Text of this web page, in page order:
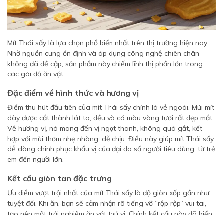
Mít Thái sấy là lựa chọn phổ biến nhất trên thị trường hiện nay.
Nhờ nguồn cung ổn định và áp dụng công nghệ chiên chân
không đã đề cập, sản phẩm này chiếm lĩnh thị phần lớn trong
các gói đồ ăn vặt.
Đặc điểm về hình thức và hương vị
Điểm thu hút đầu tiên của mít Thái sấy chính là vẻ ngoài. Múi mít
dày được cắt thành lát to, đều và có màu vàng tươi rất đẹp mắt.
Về hương vị, nó mang đến vị ngọt thanh, không quá gắt, kết
hợp với mùi thơm nhẹ nhàng, dễ chịu. Điều này giúp mít Thái sấy
dễ dàng chinh phục khẩu vị của đại đa số người tiêu dùng, từ trẻ
em đến người lớn.
Kết cấu giòn tan đặc trưng
Ưu điểm vượt trội nhất của mít Thái sấy là độ giòn xốp gần như
tuyệt đối. Khi ăn, bạn sẽ cảm nhận rõ tiếng vỡ “rộp rộp” vui tai,